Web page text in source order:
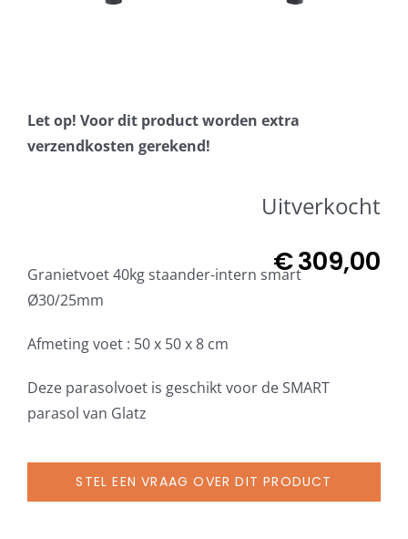
Beschermhoezen
Let op! Voor dit product worden extra
verzendkosten gerekend!
Uitverkocht
€309,00
Granietvoet 40kg staander-intern smart
Ø30/25mm
Afmeting voet : 50 x 50 x 8 cm
Deze parasolvoet is geschikt voor de SMART
parasol van Glatz
STEL EEN VRAAG OVER DIT PRODUCT